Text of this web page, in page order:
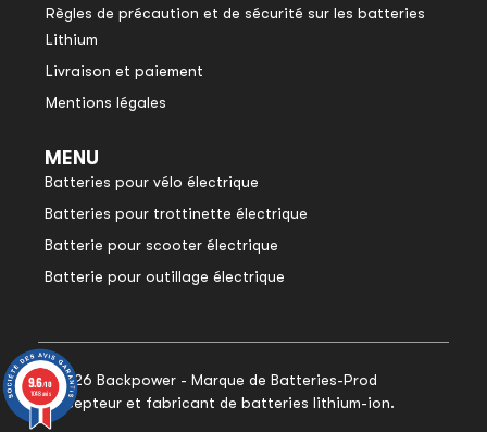
Règles de précaution et de sécurité sur les batteries
Lithium
Livraison et paiement
Mentions légales
MENU
Batteries pour vélo électrique
Batteries pour trottinette électrique
Batterie pour scooter électrique
Batterie pour outillage électrique
© 2026 Backpower - Marque de Batteries-Prod
concepteur et fabricant de batteries lithium-ion.
9.6/10
1048 avis
9.6/10
1048 avis